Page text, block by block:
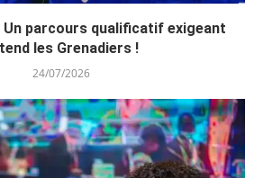
Un parcours qualificatif exigeant
les Grenadiers !
24/07/2026